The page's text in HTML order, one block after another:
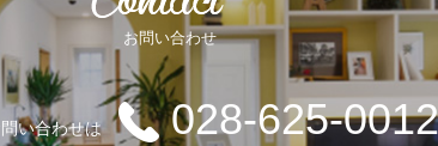
お問い合わせ
問い合わせは 028-625-0012